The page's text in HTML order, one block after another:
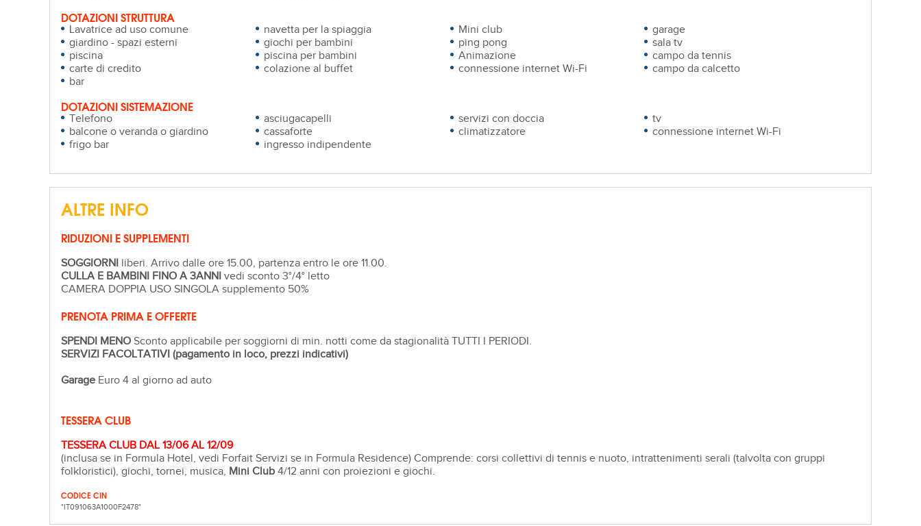
DOTAZIONI STRUTTURA
Lavatrice ad uso comune navetta per la spiaggia Mini club
garage
giardino - spazi esterni
giochi per bambini ping pong
sala tv
piscina
piscina per bambini Animazione
campo da tennis
carte di credito
colazione al buffet connessione internet Wi-Fi
campo da calcetto
bar
DOTAZIONI SISTEMAZIONE
Telefono asciugacapelli servizi con doccia
tv
balcone o veranda o giardino
cassaforte climatizzatore
connessione internet Wi-Fi
frigo bar
ingresso indipendente
ALTRE INFO
RIDUZIONI E SUPPLEMENTI
SOGGIORNI liberi. Arrivo dalle ore 15.00, partenza entro le ore 11.00.
CULLA E BAMBINI FINO A 3ANNI vedi sconto 3°/4° letto
CAMERA DOPPIA USO SINGOLA supplemento 50%
PRENOTA PRIMA E OFFERTE
SPENDI MENO Sconto applicabile per soggiorni di min. notti come da stagionalità TUTTI I PERIODI.
SERVIZI FACOLTATIVI (pagamento in loco, prezzi indicativi)
Garage Euro 4 al giorno ad auto
TESSERA CLUB
TESSERA CLUB DAL 13/06 AL 12/09
(inclusa se in Formula Hotel, vedi Forfait Servizi se in Formula Residence) Comprende: corsi collettivi di tennis e nuoto, intrattenimenti serali (talvolta con gruppi
folkloristici), giochi, tornei, musica, Mini Club 4/12 anni con proiezioni e giochi.
CODICE CIN
"IT091063A1000F2478"